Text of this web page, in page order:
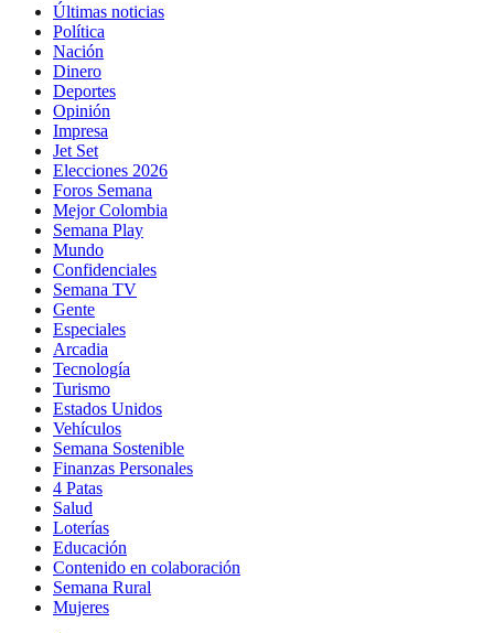
Últimas noticias
Política
Nación
Dinero
Deportes
Opinión
Impresa
Jet Set
Elecciones 2026
Foros Semana
Mejor Colombia
Semana Play
Mundo
Confidenciales
Semana TV
Gente
Especiales
Arcadia
Tecnología
Turismo
Estados Unidos
Vehículos
Semana Sostenible
Finanzas Personales
4 Patas
Salud
Loterías
Educación
Contenido en colaboración
Semana Rural
Mujeres